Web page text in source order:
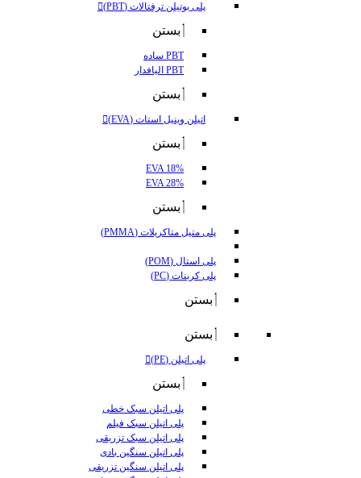
پلی بوتیلن ترفتالات (PBT)
بستن
PBT ساده
PBT الیافدار
بستن
اتیلن وینیل استات (EVA)
بستن
EVA 18%
EVA 28%
بستن
پلی متیل متاکریلات (PMMA)
پلی استال (POM)
پلی کربنات (PC)
بستن
بستن
پلی اتیلن (PE)
بستن
پلی اتیلن سبک خطی
پلی اتیلن سبک فیلم
پلی اتیلن سبک تزریقی
پلی اتیلن سنگین بادی
پلی اتیلن سنگین تزریقی